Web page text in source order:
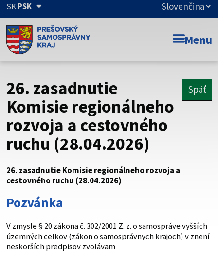
SKPSK
Doména psk.sk je oficiálna
Toto je oficiálna webová stránka Prešovského
Táto stránka je zabezpečená
Buďte pozorní a vždy sa uistite, že zdieľate informácie iba
cez zabezpečenú webovú stránku. Zabezpečená stránka
vždy začína https:// pred názvom domény webového sídla.
Menu
26. zasadnutie
Komisie regionálneho
rozvoja a cestovného
ruchu (28.04.2026)
Späť
26. zasadnutie Komisie regionálneho rozvoja a
cestovného ruchu (28.04.2026)
Pozvánka
V zmysle § 20 zákona č. 302/2001 Z. z. o samospráve vyšších
územných celkov (zákon o samosprávnych krajoch) v znení
neskorších predpisov zvolávam